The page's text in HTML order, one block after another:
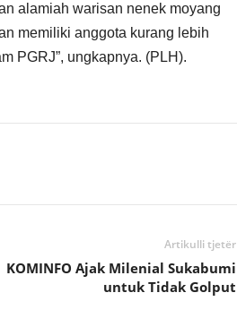
alamiah warisan nenek moyang
memiliki anggota kurang lebih
PGRJ”, ungkapnya. (PLH).
Artikulli tjetër
KOMINFO Ajak Milenial Sukabumi
untuk Tidak Golput